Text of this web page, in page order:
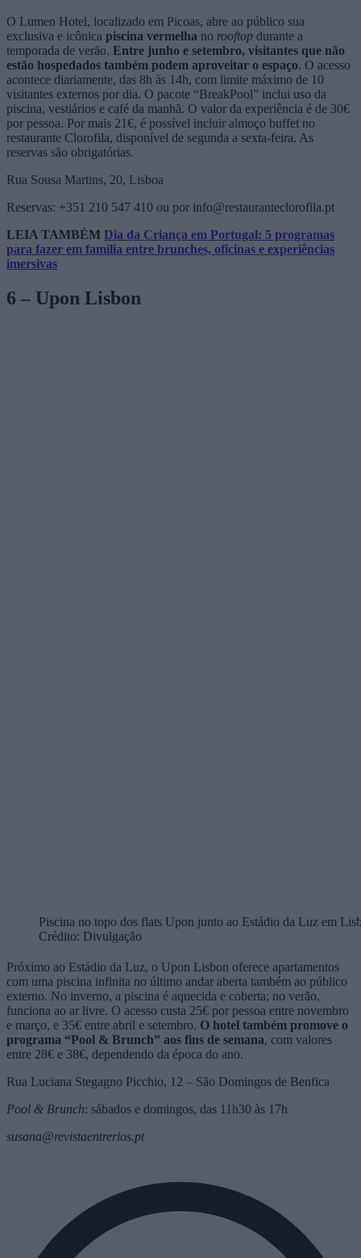
O Lumen Hotel, localizado em Picoas, abre ao público sua
exclusiva e icônica piscina vermelha no rooftop durante a
temporada de verão. Entre junho e setembro, visitantes que não
estão hospedados também podem aproveitar o espaço. O acesso
acontece diariamente, das 8h às 14h, com limite máximo de 10
visitantes externos por dia. O pacote “BreakPool” inclui uso da
piscina, vestiários e café da manhã. O valor da experiência é de 30€
por pessoa. Por mais 21€, é possível incluir almoço buffet no
restaurante Clorofila, disponível de segunda a sexta-feira. As
reservas são obrigatórias.
Rua Sousa Martins, 20, Lisboa
Reservas: +351 210 547 410 ou por info@restauranteclorofila.pt
LEIA TAMBÉM Dia da Criança em Portugal: 5 programas
para fazer em família entre brunches, oficinas e experiências
imersivas
6 – Upon Lisbon
Piscina no topo dos flats Upon junto ao Estádio da Luz em
Crédito: Divulgação
Próximo ao Estádio da Luz, o Upon Lisbon oferece apartamentos
com uma piscina infinita no último andar aberta também ao público
externo. No inverno, a piscina é aquecida e coberta; no verão,
funciona ao ar livre. O acesso custa 25€ por pessoa entre novembro
e março, e 35€ entre abril e setembro. O hotel também promove o
programa “Pool & Brunch” aos fins de semana, com valores
entre 28€ e 38€, dependendo da época do ano.
Rua Luciana Stegagno Picchio, 12 – São Domingos de Benfica
Pool & Brunch: sábados e domingos, das 11h30 às 17h
susana@revistaentrerios.pt